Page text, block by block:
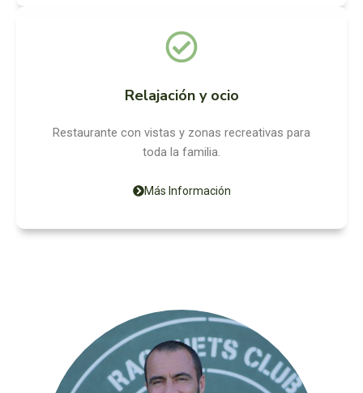
Relajación y ocio
Restaurante con vistas y zonas recreativas para
toda la familia.
Más Información